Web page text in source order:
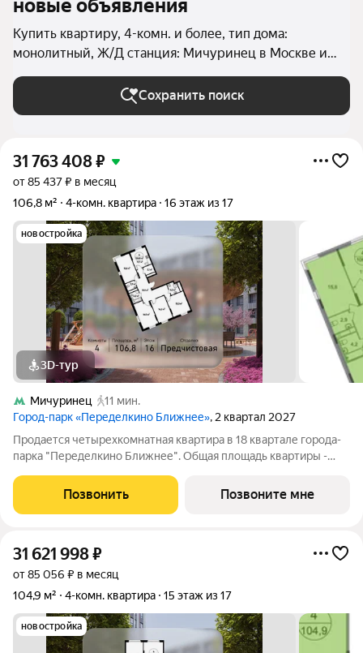
новые объявления
Купить квартиру, 4-комн. и более, тип дома:
монолитный, Ж/Д станция: Мичуринец в Москве и
МО
Сохранить поиск
31 763 408₽
от 85 437 ₽ в месяц
106,8 м²
4-комн. квартира 16 этаж из 17
новостройка
3D-тур
Мичуринец
11 мин.
Город-парк «Переделкино Ближнее», 2 квартал 2027
Продается четырехкомнатная квартира в 18 квартале города-
парка "Переделкино Ближнее". Общая площадь квартиры -
дома - монолитный. ТОЛЬКО ДО 31 АВГУСТА выгодные
условия на приобретение
Позвонить Позвоните мне
31 621 998₽
от 85 056 ₽ в месяц
104,9 м²
4-комн. квартира 15 этаж из 17
новостройка